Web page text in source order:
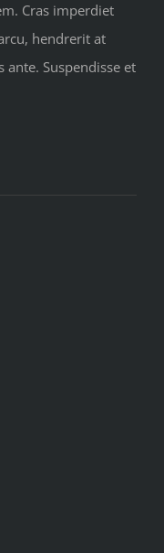
Cras imperdiet
hendrerit at
Suspendisse et